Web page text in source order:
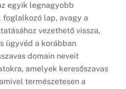
egyik legnagyobb
lap, avagy a
vezethető vissza,
ügyvéd a korábban
domain neveit
amelyek keresőszavas
természetesen a